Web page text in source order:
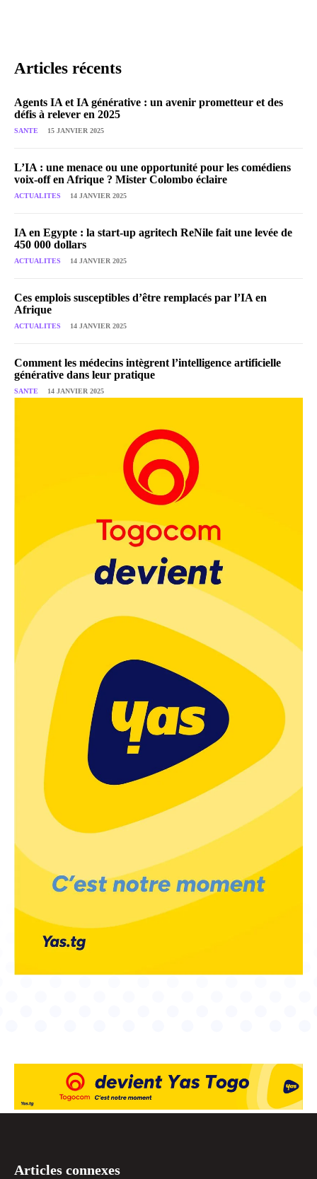
Articles récents
Agents IA et IA générative : un avenir prometteur et des
défis à relever en 2025
SANTE 15 JANVIER 2025
L’IA : une menace ou une opportunité pour les comédiens
voix-off en Afrique ? Mister Colombo éclaire
ACTUALITES 14 JANVIER 2025
IA en Egypte : la start-up agritech ReNile fait une levée de
450 000 dollars
ACTUALITES 14 JANVIER 2025
Ces emplois susceptibles d’être remplacés par l’IA en
Afrique
ACTUALITES 14 JANVIER 2025
Comment les médecins intègrent l’intelligence artificielle
générative dans leur pratique
SANTE 14 JANVIER 2025
Articles connexes